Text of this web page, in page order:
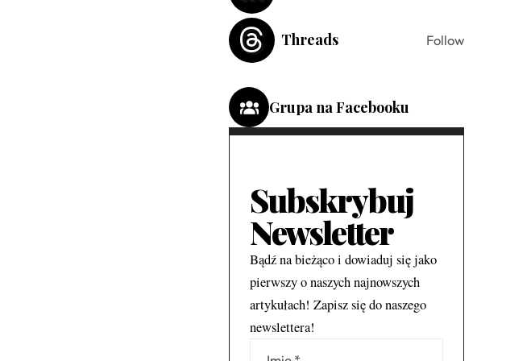
Threads Follow
Grupa na Facebooku
Subskrybuj
Newsletter
Bądź na bieżąco i dowiaduj się jako
pierwszy o naszych najnowszych
artykułach! Zapisz się do naszego
newslettera!
Alternative: